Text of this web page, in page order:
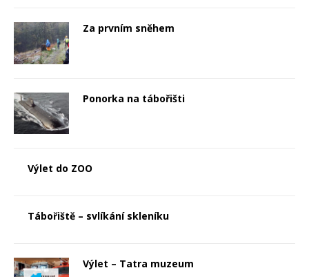
Za prvním sněhem
Ponorka na tábořišti
Výlet do ZOO
Tábořiště – svlíkání skleníku
Výlet – Tatra muzeum